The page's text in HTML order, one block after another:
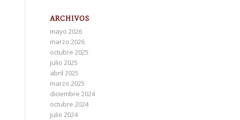
ARCHIVOS
mayo 2026
marzo 2026
octubre 2025
julio 2025
abril 2025
marzo 2025
diciembre 2024
octubre 2024
julio 2024